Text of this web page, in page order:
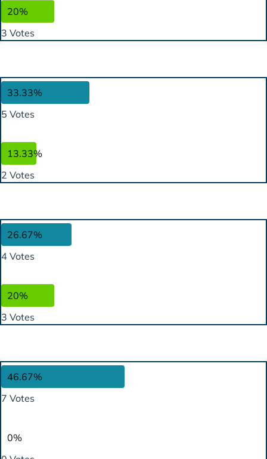
20%
3 Votes
33.33%
5 Votes
13.33%
2 Votes
26.67%
4 Votes
20%
3 Votes
46.67%
7 Votes
0%